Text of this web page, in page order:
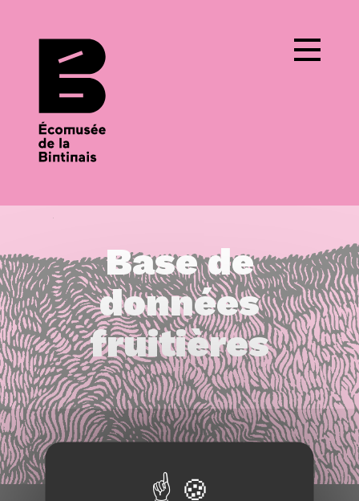
Base de
données
fruitières